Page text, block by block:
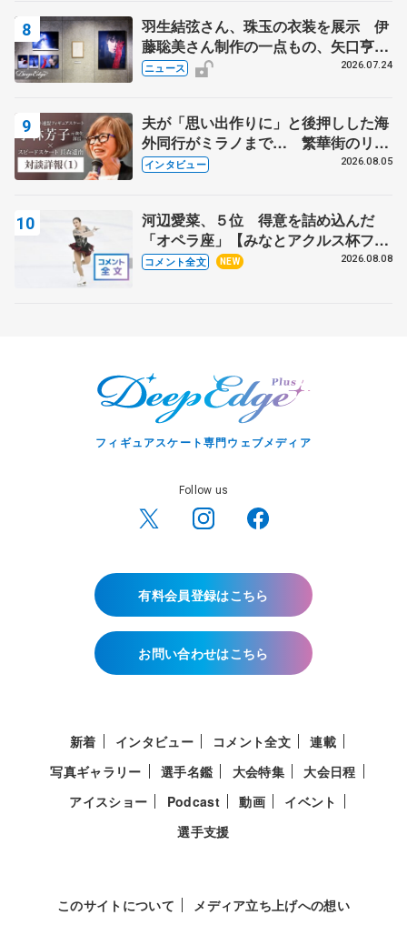
羽生結弦さん、珠玉の衣装を展示 伊
藤聡美さん制作の一点もの、矢口亨さ
んが撮影
ニュース 2026.07.24
夫が「思い出作りに」と後押しした海
外同行がミラノまで… 繁華街のリン
クでは不良のお兄さんも味方に 小林
インタビュー 2026.08.05
河辺愛菜、５位 得意を詰め込んだ
「オペラ座」【みなとアクルス杯フリ
ー】
コメント全文 NEW 2026.08.08
フィギュアスケート専門ウェブメディア
Follow us
有料会員登録はこちら
お問い合わせはこちら
新着 インタビュー コメント全文
連載
写真ギャラリー
選手名鑑 大会特集
大会日程
アイスショー
Podcast 動画
イベント
選手支援
このサイトについて メディア立ち上げへの想い